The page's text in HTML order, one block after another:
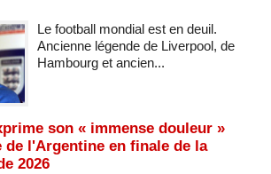
Le football mondial est en deuil.
Ancienne légende de Liverpool, de
Hambourg et ancien...
son « immense douleur »
de l'Argentine en finale de la
2026